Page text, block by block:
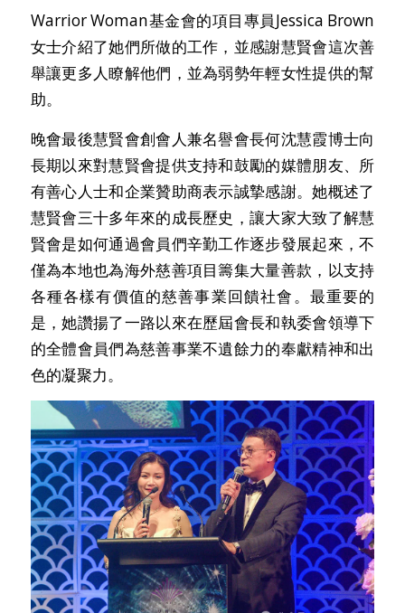
Warrior Woman基金會的項目專員Jessica Brown
女士介紹了她們所做的工作，並感謝慧賢會這次善
舉讓更多人瞭解他們，並為弱勢年輕女性提供的幫
助。
晚會最後慧賢會創會人兼名譽會長何沈慧霞博士向
長期以來對慧賢會提供支持和鼓勵的媒體朋友、所
有善心人士和企業贊助商表示誠摯感謝。她概述了
慧賢會三十多年來的成長歷史，讓大家大致了解慧
賢會是如何通過會員們辛勤工作逐步發展起來，不
僅為本地也為海外慈善項目籌集大量善款，以支持
各種各樣有價值的慈善事業回饋社會。最重要的
是，她讚揚了一路以來在歷屆會長和執委會領導下
的全體會員們為慈善事業不遺餘力的奉獻精神和出
色的凝聚力。